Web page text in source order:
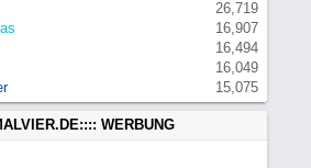
26,719
16,907
16,494
16,049
15,075
WERBUNG